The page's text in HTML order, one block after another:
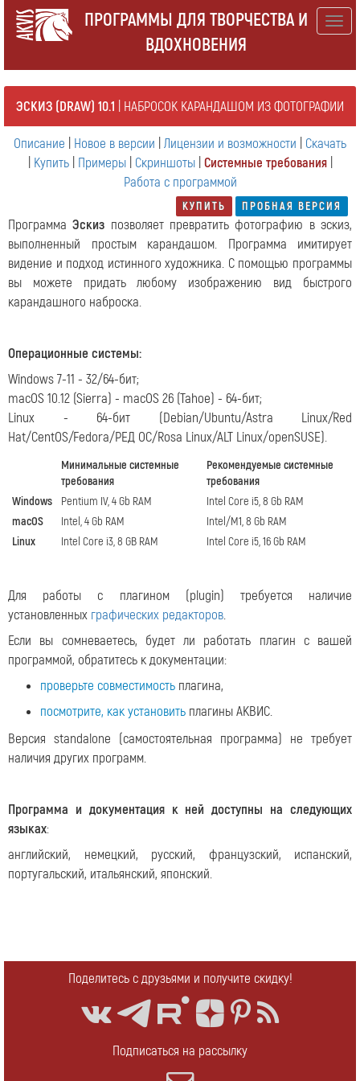
ПРОГРАММЫ ДЛЯ ТВОРЧЕСТВА И
ВДОХНОВЕНИЯ
ЭСКИЗ (DRAW) 10.1 | НАБРОСОК КАРАНДАШОМ ИЗ ФОТОГРАФИИ
Описание Новое в версии Лицензии и возможности
Скачать
Купить| Примеры| Скриншоты| Системные требования|
Работа с программой
КУПИТЬ ПРОБНАЯ ВЕРСИЯ
ПрограммаЭскиз позволяет превратить фотографию в эскиз,
выполненный простым карандашом. Программа имитирует
видение и подход истинного художника. С помощью программы
вы можете придать любому изображению вид быстрого
карандашного наброска.
Операционные системы:
Windows 7-11 - 32/64-бит;
macOS 10.12 (Sierra) - macOS 26 (Tahoe) - 64-бит;
Linux - 64-бит (Debian/Ubuntu/Astra Linux/Red
Hat/CentOS/Fedora/РЕД ОС/Rosa Linux/ALT Linux/openSUSE).
Минимальные системные
требования
Рекомендуемые системные
требования
Windows
Pentium IV, 4 Gb RAM
Intel Core i5, 8 Gb RAM
macOS
Intel, 4 Gb RAM
Intel/M1, 8 Gb RAM
Linux
Intel Core i3, 8 GB RAM Intel Core i5, 16 Gb RAM
Для работы с плагином (plugin) требуется наличие
установленных графических редакторов.
Если вы сомневаетесь, будет ли работать плагин с вашей
программой, обратитесь к документации:
проверьте совместимость плагина,
посмотрите, как установить плагины АКВИС.
Версия standalone (самостоятельная программа) не требует
наличия других программ.
Программа и документация к ней доступны на следующих
языках:
английский, немецкий, русский, французский, испанский,
португальский, итальянский, японский.
Поделитесь с друзьями и получите скидку!
Подписаться на рассылку